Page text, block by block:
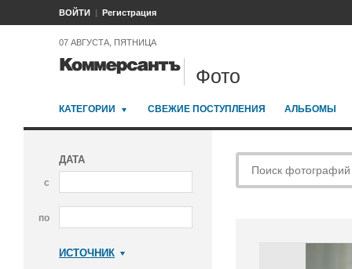
ВОЙТИ Регистрация
07 АВГУСТА, ПЯТНИЦА
Фото
КАТЕГОРИИ СВЕЖИЕ ПОСТУПЛЕНИЯ АЛЬБОМЫ
ДАТА
с
по
ИСТОЧНИК